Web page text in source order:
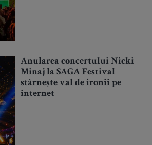
Anularea concertului Nicki
Minaj la SAGA Festival
stârnește val de ironii pe
internet